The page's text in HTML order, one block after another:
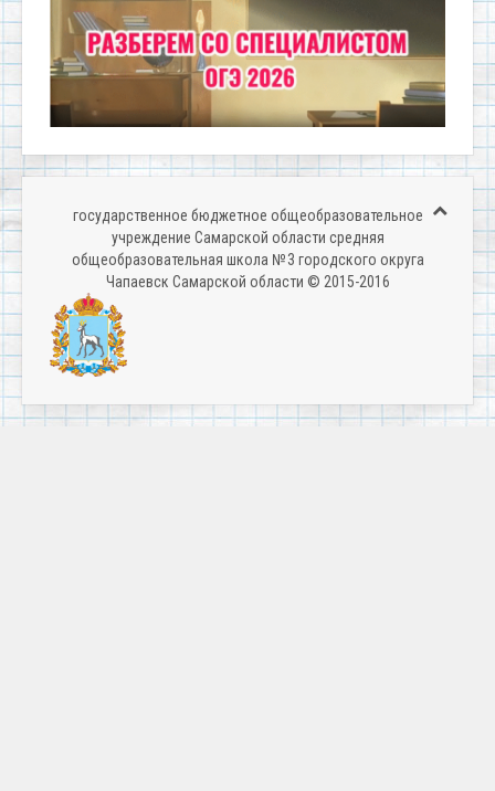
государственное бюджетное общеобразовательное
учреждение Самарской области средняя
общеобразовательная школа № 3 городского округа
Чапаевск Самарской области © 2015-2016